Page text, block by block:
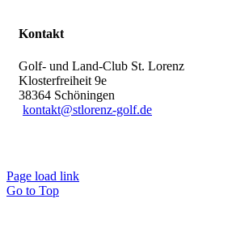
Kontakt
Golf- und Land-Club St. Lorenz
Klosterfreiheit 9e
38364 Schöningen
kontakt@stlorenz-golf.de
Page load link
Go to Top